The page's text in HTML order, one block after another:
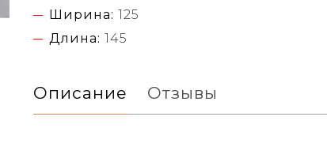
Ширина: 125
Длина: 145
Описание Отзывы